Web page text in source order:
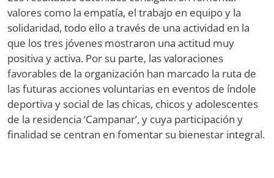
valores como la empatía, el trabajo en equipo y la
solidaridad, todo ello a través de una actividad en la
que los tres jóvenes mostraron una actitud muy
positiva y activa. Por su parte, las valoraciones
favorables de la organización han marcado la ruta de
las futuras acciones voluntarias en eventos de índole
deportiva y social de las chicas, chicos y adolescentes
de la residencia ‘Campanar’, y cuya participación y
finalidad se centran en fomentar su bienestar integral.